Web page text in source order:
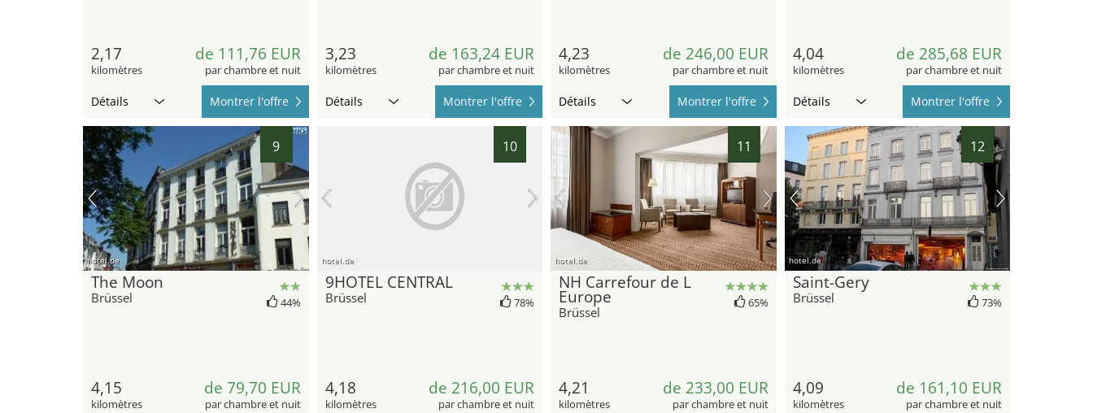
2,17
kilomètres
de 111,76 EUR
par chambre et nuit
Détails Montrer l'offre
3,23
kilomètres
de 163,24 EUR
par chambre et nuit
Détails Montrer l'offre
4,23
kilomètres
de 246,00 EUR
par chambre et nuit
Détails Montrer l'offre
4,04
kilomètres
de 285,68 EUR
par chambre et nuit
Détails Montrer l'offre
9
hotel.de
The Moon
Brüssel 44%
4,15
kilomètres
de 79,70 EUR
par chambre et nuit
10
hotel.de
9HOTEL CENTRAL
Brüssel 78%
4,18
kilomètres
de 216,00 EUR
par chambre et nuit
11
hotel.de
NH Carrefour de L
Europe
Brüssel
65%
4,21
kilomètres
de 233,00 EUR
par chambre et nuit
12
hotel.de
Saint-Gery
Brüssel 73%
4,09
kilomètres
de 161,10 EUR
par chambre et nuit